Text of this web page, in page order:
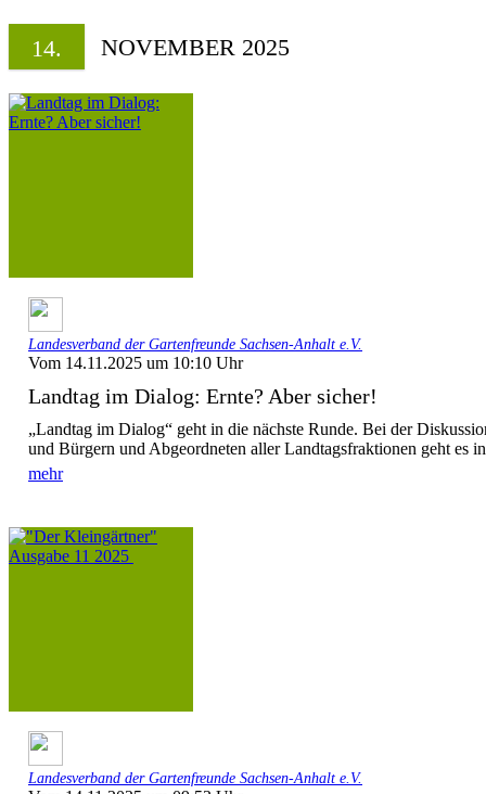
14. NOVEMBER 2025
Landesverband der Gartenfreunde Sachsen-Anhalt e.V.
Vom 14.11.2025 um 10:10 Uhr
Landtag im Dialog: Ernte? Aber sicher!
„Landtag im Dialog“ geht in die nächste Runde. Bei der
und Bürgern und Abgeordneten aller Landtagsfraktionen geht es
mehr
Landesverband der Gartenfreunde Sachsen-Anhalt e.V.